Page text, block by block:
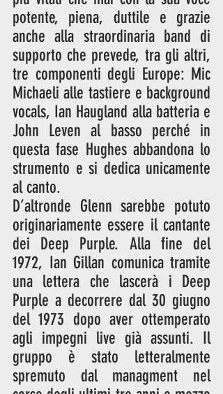
potente, piena, duttile e grazie
anche alla straordinaria band di
supporto che prevede, tra gli altri,
tre componenti degli Europe: Mic
Michaeli alle tastiere e background
vocals, Ian Haugland alla batteria e
John Leven al basso perché in
questa fase Hughes abbandona lo
strumento e si dedica unicamente
al canto.
D’altronde Glenn sarebbe potuto
originariamente essere il cantante
dei Deep Purple. Alla fine del
1972, Ian Gillan comunica tramite
una lettera che lascerà i Deep
Purple a decorrere dal 30 giugno
del 1973 dopo aver ottemperato
agli impegni live già assunti. Il
gruppo è stato letteralmente
spremuto dal managment nel